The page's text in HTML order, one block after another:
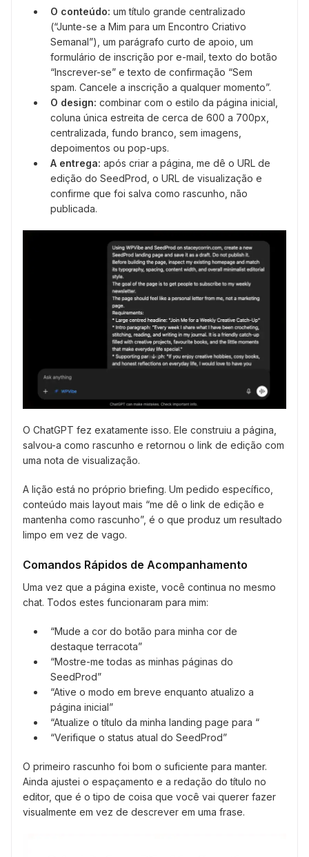
O conteúdo: um título grande centralizado
(“Junte-se a Mim para um Encontro Criativo
Semanal”), um parágrafo curto de apoio, um
formulário de inscrição por e-mail, texto do botão
“Inscrever-se” e texto de confirmação “Sem
spam. Cancele a inscrição a qualquer momento”.
O design: combinar com o estilo da página inicial,
coluna única estreita de cerca de 600 a 700px,
centralizada, fundo branco, sem imagens,
depoimentos ou pop-ups.
A entrega: após criar a página, me dê o URL de
edição do SeedProd, o URL de visualização e
confirme que foi salva como rascunho, não
publicada.
O ChatGPT fez exatamente isso. Ele construiu a página,
salvou-a como rascunho e retornou o link de edição com
uma nota de visualização.
A lição está no próprio briefing. Um pedido específico,
conteúdo mais layout mais “me dê o link de edição e
mantenha como rascunho”, é o que produz um resultado
limpo em vez de vago.
Comandos Rápidos de Acompanhamento
Uma vez que a página existe, você continua no mesmo
chat. Todos estes funcionaram para mim:
“Mude a cor do botão para minha cor de
destaque terracota”
“Mostre-me todas as minhas páginas do
SeedProd”
“Ative o modo em breve enquanto atualizo a
página inicial”
“Atualize o título da minha landing page para “
“Verifique o status atual do SeedProd”
O primeiro rascunho foi bom o suficiente para manter.
Ainda ajustei o espaçamento e a redação do título no
editor, que é o tipo de coisa que você vai querer fazer
visualmente em vez de descrever em uma frase.